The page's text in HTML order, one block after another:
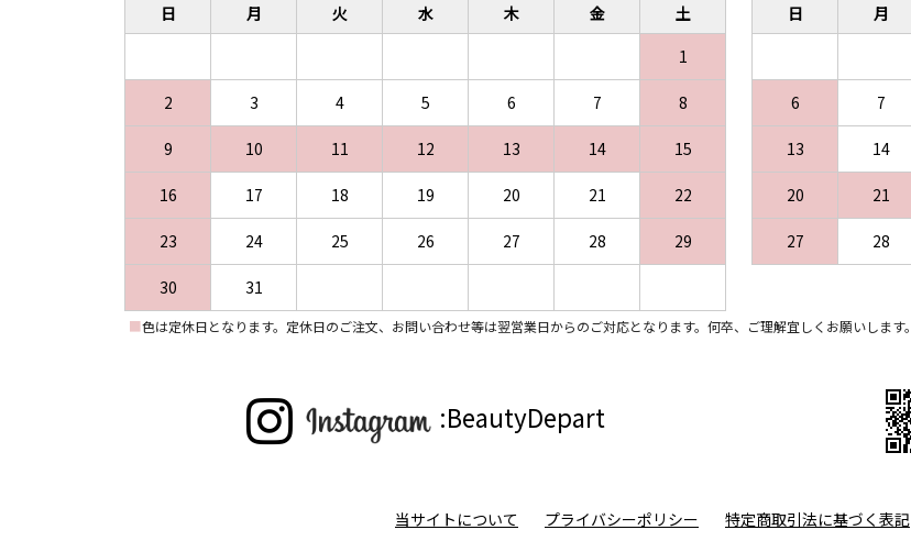
日
月 火 水 木 金
土
1
2 3 4 5 6 7 8
9 10 11 12 13 14 15
16 17 18 19 20 21 22
23 24 25 26 27 28 29
30 31
日
月
6 7
13 14
20 21
27 28
■色は定休日となります。定休日のご注文、お問い合わせ等は翌営業日からのご対応となります。何卒、ご理解宜しくお願いします。
:BeautyDepart
当サイトについて プライバシーポリシー 特定商取引法に基づく表記